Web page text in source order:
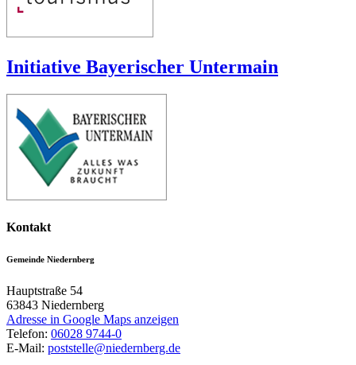
Initiative Bayerischer Untermain
Kontakt
Gemeinde Niedernberg
Hauptstraße 54
63843 Niedernberg
Adresse in Google Maps anzeigen
Telefon: 06028 9744-0
E-Mail: poststelle@niedernberg.de